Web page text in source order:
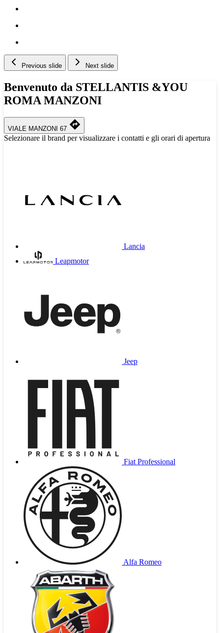
Previous slide Next slide
Benvenuto da STELLANTIS &YOU
ROMA MANZONI
VIALE MANZONI 67
Selezionare il brand per visualizzare i contatti e gli orari di apertura
Lancia
Leapmotor
Jeep
Fiat Professional
Alfa Romeo